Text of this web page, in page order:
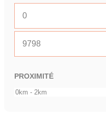
PROXIMITÉ